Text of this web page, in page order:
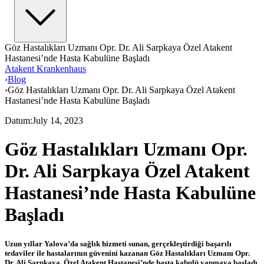
Göz Hastalıkları Uzmanı Opr. Dr. Ali Sarpkaya Özel Atakent
Hastanesi’nde Hasta Kabulüne Başladı
Atakent Krankenhaus
›Blog
›Göz Hastalıkları Uzmanı Opr. Dr. Ali Sarpkaya Özel Atakent
Hastanesi’nde Hasta Kabulüne Başladı
Datum:July 14, 2023
Göz Hastalıkları Uzmanı Opr.
Dr. Ali Sarpkaya Özel Atakent
Hastanesi’nde Hasta Kabulüne
Başladı
Uzun yıllar Yalova’da sağlık hizmeti sunan, gerçekleştirdiği başarılı
tedaviler ile hastalarının güvenini kazanan Göz Hastalıkları Uzmanı Opr.